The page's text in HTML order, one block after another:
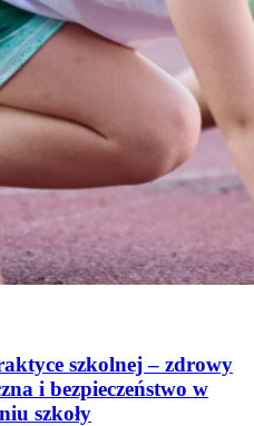
szkolnej – zdrowy
i bezpieczeństwo w
szkoły